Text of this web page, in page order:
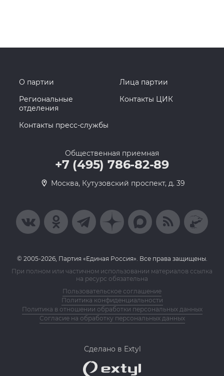
О партии
Лица партии
Региональные
отделения
Контакты ЦИК
Контакты пресс-службы
Общественная приемная
+7 (495) 786-82-89
Москва, Кутузовский проспект, д. 39
© 2005-2026, Партия «Единая Россия». Все права защищены.
При полном или частичном использовании материалов ссылка
на ресурс обязательна
Пользовательское соглашение
Политика конфиденциальности
Политика в отношении обработки персональных данных
Согласие на обработку персональных данных
Сделано в Extyl